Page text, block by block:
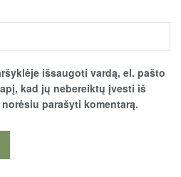
išsaugoti vardą, el. pašto
kad jų nebereiktų įvesti iš
parašyti komentarą.